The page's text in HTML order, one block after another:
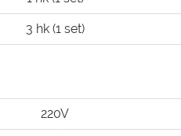
3 hk (1 set)
220V